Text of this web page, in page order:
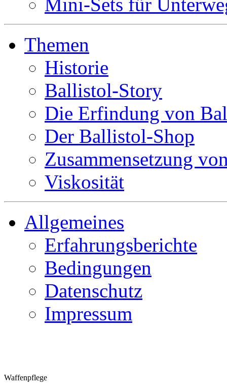
Themen
Historie
Ballistol-Story
Die Erfindung von
Der Ballistol-Shop
Zusammensetzung
Viskosität
Allgemeines
Erfahrungsberichte
Bedingungen
Datenschutz
Impressum
Waffenpflege